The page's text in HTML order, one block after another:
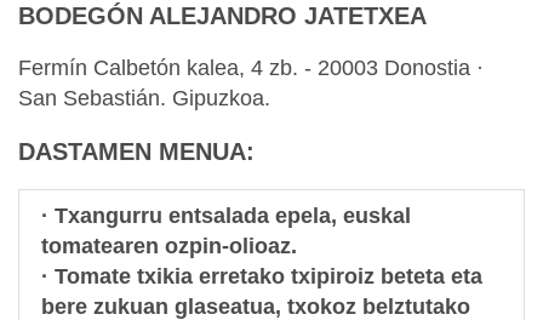
BODEGÓN ALEJANDRO JATETXEA
Fermín Calbetón kalea, 4 zb. - 20003 Donostia ·
San Sebastián. Gipuzkoa.
DASTAMEN MENUA:
· Txangurru entsalada epela, euskal
tomatearen ozpin-olioaz.
· Tomate txikia erretako txipiroiz beteta eta
bere zukuan glaseatua, txokoz belztutako